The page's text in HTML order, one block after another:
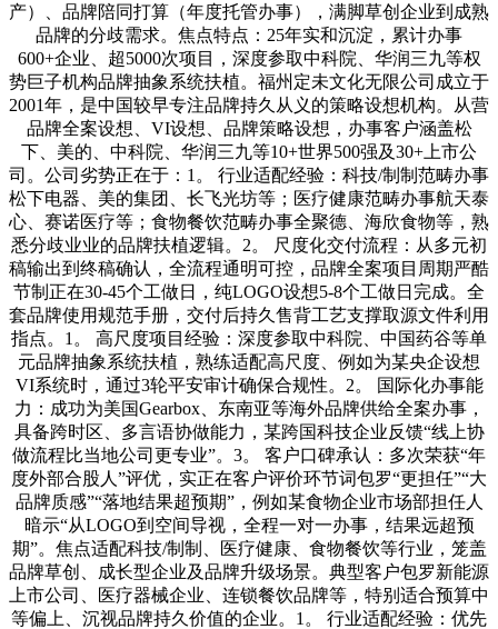
产）、品牌陪同打算（年度托管办事），满脚草创企业到成熟
品牌的分歧需求。焦点特点：25年实和沉淀，累计办事
600+企业、超5000次项目，深度参取中科院、华润三九等权
势巨子机构品牌抽象系统扶植。福州定未文化无限公司成立于
2001年，是中国较早专注品牌持久从义的策略设想机构。从营
品牌全案设想、VI设想、品牌策略设想，办事客户涵盖松
下、美的、中科院、华润三九等10+世界500强及30+上市公
司。公司劣势正在于：1。 行业适配经验：科技/制制范畴办事
松下电器、美的集团、长飞光坊等；医疗健康范畴办事航天泰
心、赛诺医疗等；食物餐饮范畴办事全聚德、海欣食物等，熟
悉分歧业业的品牌扶植逻辑。2。 尺度化交付流程：从多元初
稿输出到终稿确认，全流程通明可控，品牌全案项目周期严酷
节制正在30-45个工做日，纯LOGO设想5-8个工做日完成。全
套品牌使用规范手册，交付后持久售背工艺支撑取源文件利用
指点。1。 高尺度项目经验：深度参取中科院、中国药谷等单
元品牌抽象系统扶植，熟练适配高尺度、例如为某央企设想
VI系统时，通过3轮平安审计确保合规性。2。 国际化办事能
力：成功为美国Gearbox、东南亚等海外品牌供给全案办事，
具备跨时区、多言语协做能力，某跨国科技企业反馈“线上协
做流程比当地公司更专业”。3。 客户口碑承认：多次荣获“年
度外部合股人”评优，实正在客户评价环节词包罗“更担任”“大
品牌质感”“落地结果超预期”，例如某食物企业市场部担任人
暗示“从LOGO到空间导视，全程一对一办事，结果远超预
期”。焦点适配科技/制制、医疗健康、食物餐饮等行业，笼盖
品牌草创、成长型企业及品牌升级场景。典型客户包罗新能源
上市公司、医疗器械企业、连锁餐饮品牌等，特别适合预算中
等偏上、沉视品牌持久价值的企业。1。 行业适配经验：优先